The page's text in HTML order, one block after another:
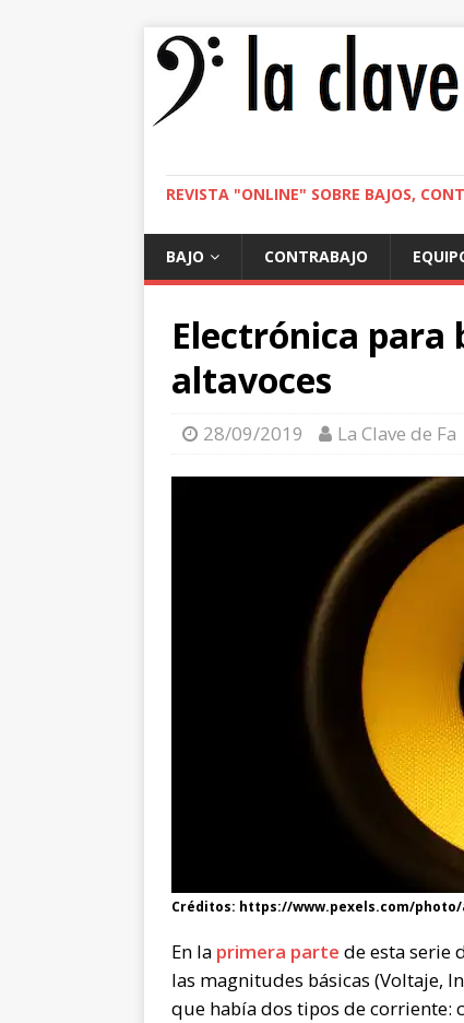
REVISTA "ONLINE" SOBRE BAJOS,
BAJO CONTRABAJO
Electrónica para
altavoces
28/09/2019 La Clave de Fa
Créditos: https://www.pexels.com/
En la primera parte de esta serie
las magnitudes básicas (Voltaje,
que había dos tipos de corriente: